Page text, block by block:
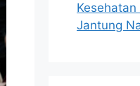
Jantung